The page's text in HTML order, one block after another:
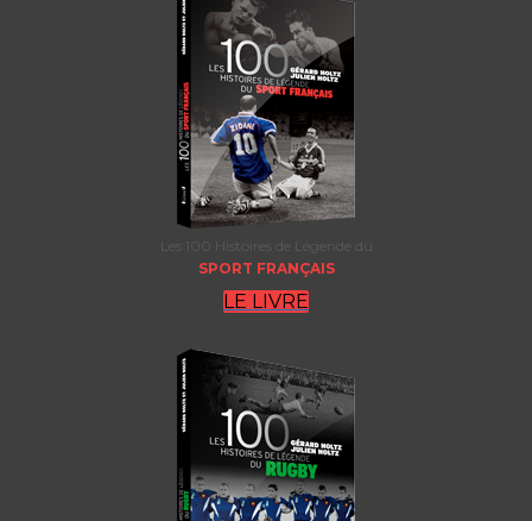
Les 100 Histoires de Légende du
SPORT FRANÇAIS
LE LIVRE